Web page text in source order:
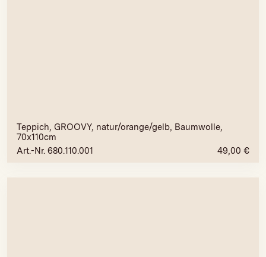
Teppich, GROOVY, natur/orange/gelb, Baumwolle,
70x110cm
Art.-Nr. 680.110.001
49,00 €